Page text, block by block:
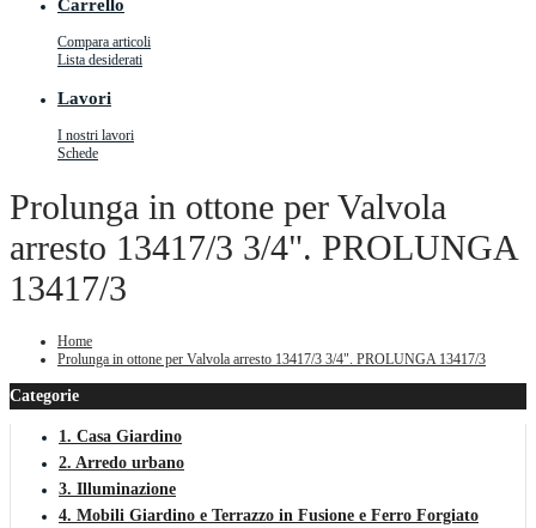
Carrello
Compara articoli
Lista desiderati
Lavori
I nostri lavori
Schede
Prolunga in ottone per Valvola
arresto 13417/3 3/4". PROLUNGA
13417/3
Home
Prolunga in ottone per Valvola arresto 13417/3 3/4". PROLUNGA 13417/3
Categorie
1. Casa Giardino
2. Arredo urbano
3. Illuminazione
4. Mobili Giardino e Terrazzo in Fusione e Ferro Forgiato